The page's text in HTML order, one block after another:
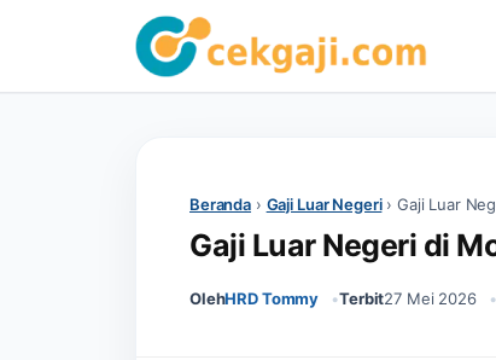
Beranda › Gaji Luar Negeri› Gaji Luar
Gaji Luar Negeri di
OlehHRD Tommy Terbit27 Mei 2026